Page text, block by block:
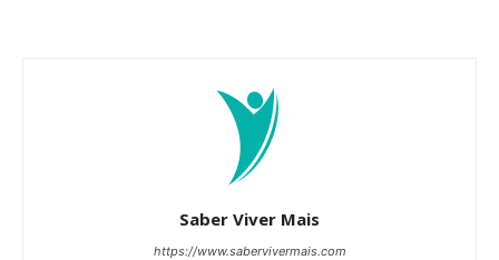
Saber Viver Mais
https://www.sabervivermais.com